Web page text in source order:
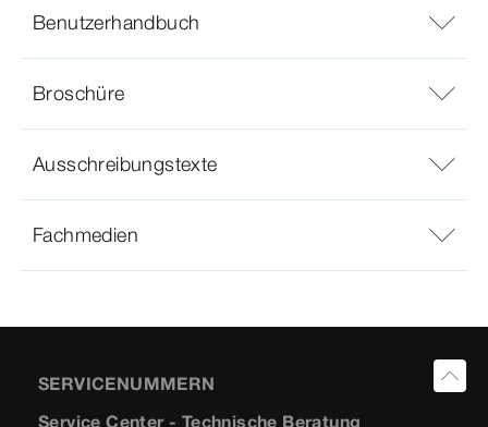
Benutzerhandbuch
Broschüre
Ausschreibungstexte
Fachmedien
SERVICENUMMERN
Service Center - Technische Beratung